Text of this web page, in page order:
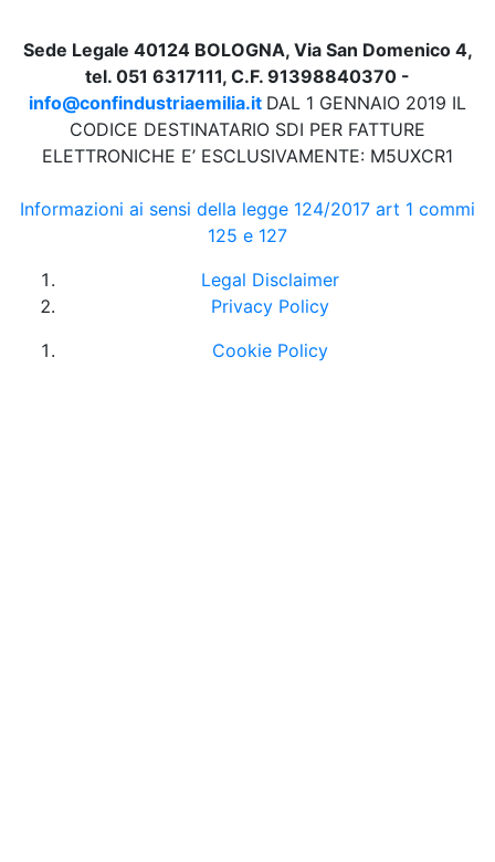
Sede Legale 40124 BOLOGNA, Via San Domenico 4,
tel. 051 6317111, C.F. 91398840370 -
info@confindustriaemilia.it DAL 1 GENNAIO 2019 IL
CODICE DESTINATARIO SDI PER FATTURE
ELETTRONICHE E’ ESCLUSIVAMENTE: M5UXCR1
Informazioni ai sensi della legge 124/2017 art 1 commi
125 e 127
Legal Disclaimer
Privacy Policy
Cookie Policy